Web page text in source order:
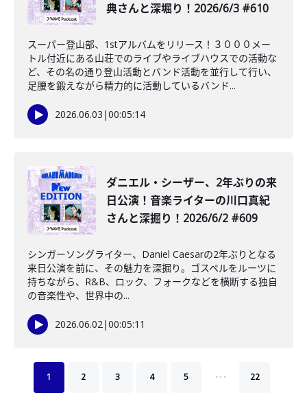
典さんと深堀り！2026/6/3 #610
スーパー登山部、1stアルバムをリリース！３０００メー
トル付近にある山荘でのライブやライブハウスでの活動な
ど、その名の通り登山活動とバンド活動を並行して行い、
足腰を鍛えながら精力的に活動しているバンド...
2026.06.03 |00:05:14
ダニエル・シーザー、2年ぶりの来
日公演！音楽ライターの川口真紀
さんと深掘り！2026/6/2 #609
シンガーソングライター、Daniel Caesarの2年ぶりとなる
来日公演を前に、その魅力を深掘り。ゴスペルをルーツに
持ちながら、R&B、ロック、フォークなどを横断する独自
の音楽性や、世界中の...
2026.06.02|00:05:11
1 2 3 4 5 … 22